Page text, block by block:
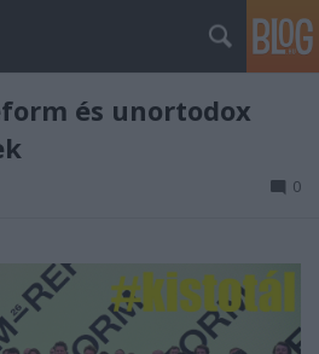
és unortodox
0